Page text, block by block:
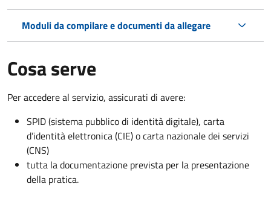
Moduli da compilare e documenti da allegare
Cosa serve
Per accedere al servizio, assicurati di avere:
SPID (sistema pubblico di identità digitale), carta
d’identità elettronica (CIE) o carta nazionale dei servizi
(CNS)
tutta la documentazione prevista per la presentazione
della pratica.